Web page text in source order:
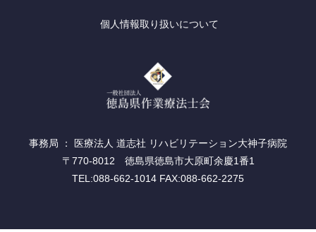
個人情報取り扱いについて
事務局 ： 医療法人 道志社 リハビリテーション大神子病院
〒770-8012 徳島県徳島市大原町余慶1番1
TEL:088-662-1014 FAX:088-662-2275